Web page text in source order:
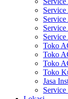
Toko
Toko
Toko
Toko
Jasa